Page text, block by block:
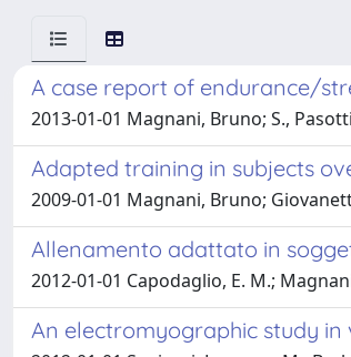
A case report of endurance/
2013-01-01 Magnani, Bruno; S.,
Adapted training in subjects
2009-01-01 Magnani, Bruno;
Allenamento adattato in
2012-01-01 Capodaglio, E. M.;
An electromyographic study in